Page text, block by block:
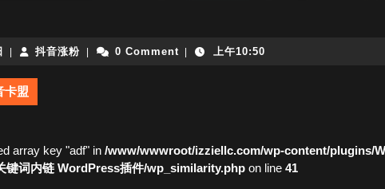
2025
9
月
抖音涨粉 抖
0 Comment 上午10:50
卡盟
array key "adf" in /www/wwwroot/izziellc.com/wp-content/plugins/
键词内链 WordPress插件/wp_similarity.php on line 41